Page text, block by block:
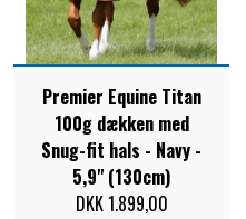
Premier Equine Titan
100g dækken med
Snug-fit hals - Navy -
5,9" (130cm)
DKK 1.899,00